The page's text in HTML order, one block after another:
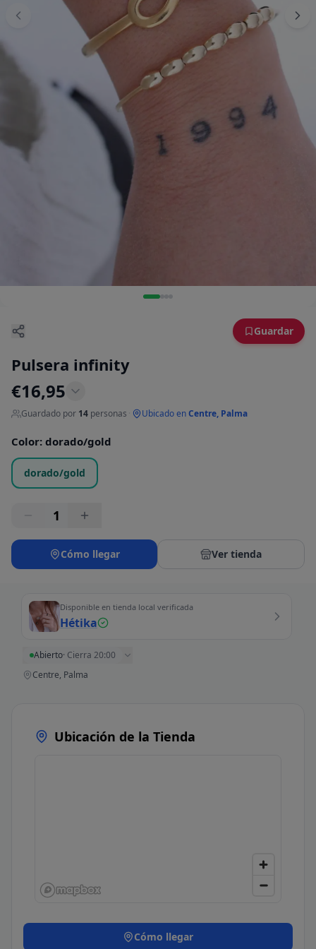
Guardar
Pulsera infinity
€16,95
Guardado por 14 personas Ubicado enCentre, Palma
Color: dorado/gold
dorado/gold
1
Cómo llegar Ver tienda
Disponible en tienda local verificada
Hétika
Abierto· Cierra 20:00
Centre, Palma
Ubicación de la Tienda
Cómo llegar